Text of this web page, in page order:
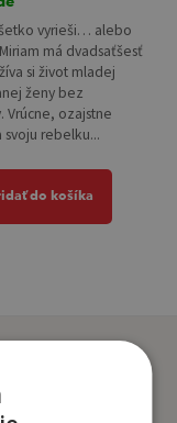
vyrieši… alebo
má dvadsaťšesť
si život mladej
ženy bez
Vrúcne, ozajstne
svoju rebelku...
do košíka